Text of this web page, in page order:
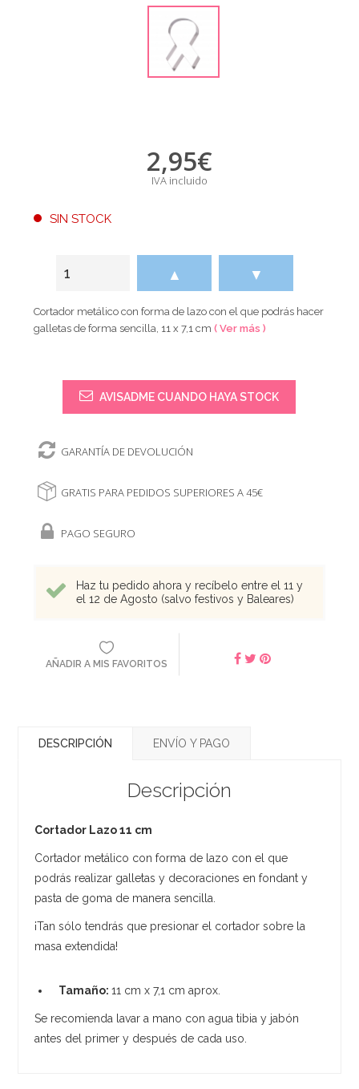
2,95€
IVA incluido
SIN STOCK
▲ ▼
Cortador metálico con forma de lazo con el que podrás hacer
galletas de forma sencilla, 11 x 7,1 cm( Ver más )
AVISADME CUANDO HAYA STOCK
GARANTÍA DE DEVOLUCIÓN
GRATIS PARA PEDIDOS SUPERIORES A 45€
PAGO SEGURO
Haz tu pedido ahora y recíbelo entre el 11 y
el 12 de Agosto (salvo festivos y Baleares)
AÑADIR A MIS FAVORITOS
DESCRIPCIÓN ENVÍO Y PAGO
Descripción
Cortador Lazo 11 cm
Cortador metálico con forma de lazo con el que
podrás realizar galletas y decoraciones en fondant y
pasta de goma de manera sencilla.
¡Tan sólo tendrás que presionar el cortador sobre la
masa extendida!
Tamaño:11 cm x 7,1 cm aprox.
Se recomienda lavar a mano con agua tibia y jabón
antes del primer y después de cada uso.